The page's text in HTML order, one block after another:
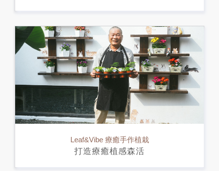
Leaf&Vibe 療癒手作植栽
打造療癒植感森活